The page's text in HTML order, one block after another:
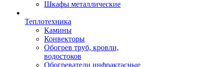
Шкафы металлические
Теплотехника
Камины
Конвекторы
Обогрев труб, кровли,
водостоков
Обогреватели инфрактасные